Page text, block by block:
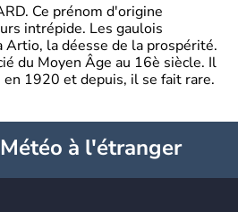
Ce prénom d'origine
intrépide. Les gaulois
Artio, la déesse de la prospérité.
du Moyen Âge au 16è siècle. Il
en 1920 et depuis, il se fait rare.
à l'étranger